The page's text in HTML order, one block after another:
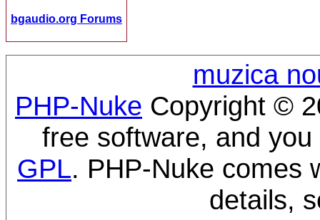
bgaudio.org Forums
muzica
PHP-Nuke Copyright ©
free software, and
GPL. PHP-Nuke comes
details,